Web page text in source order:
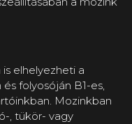
elhelyezheti a
folyosóján B1-es,
Mozinkban
, tükör- vagy